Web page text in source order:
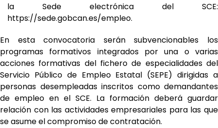
la Sede electrónica del SCE:
https://sede.gobcan.es/empleo.
En esta convocatoria serán subvencionables los
programas formativos integrados por una o varias
acciones formativas del fichero de especialidades del
Servicio Público de Empleo Estatal (SEPE) dirigidas a
personas desempleadas inscritos como demandantes
de empleo en el SCE. La formación deberá guardar
relación con las actividades empresariales para las que
se asume el compromiso de contratación.